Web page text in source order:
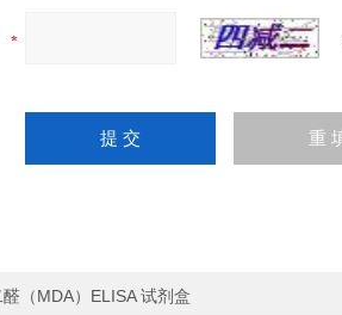
（MDA）ELISA 试剂盒